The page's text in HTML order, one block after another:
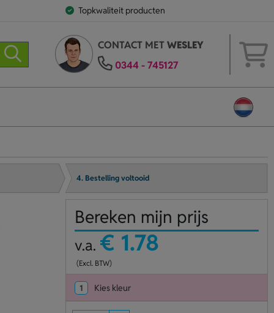
Topkwaliteit producten
CONTACT METWESLEY
0344 - 745127
4. Bestelling voltooid
Bereken mijn prijs
v.a. € 1.78
(Excl. BTW)
1 Kies kleur